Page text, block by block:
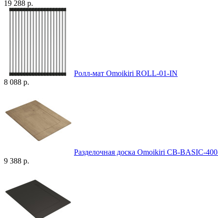
19 288 р.
Ролл-мат Omoikiri ROLL-01-IN
8 088 р.
Разделочная доска Omoikiri CB-BASIC-
9 388 р.